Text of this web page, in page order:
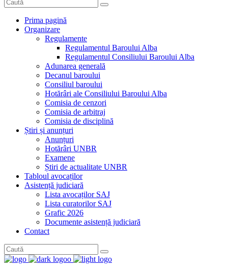
Prima pagină
Organizare
Regulamente
Regulamentul Baroului Alba
Regulamentul Consiliului Baroului Alba
Adunarea generală
Decanul baroului
Consiliul baroului
Hotărâri ale Consiliului Baroului Alba
Comisia de cenzori
Comisia de arbitraj
Comisia de disciplină
Știri și anunțuri
Anunțuri
Hotărâri UNBR
Examene
Știri de actualitate UNBR
Tabloul avocaților
Asistență judiciară
Lista avocaților SAJ
Lista curatorilor SAJ
Grafic 2026
Documente asistență judiciară
Contact